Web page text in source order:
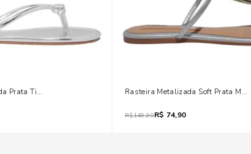
Prata Tiras Nó Rasteira Metalizada Soft Prata Metal
R$149,90R$ 74,90